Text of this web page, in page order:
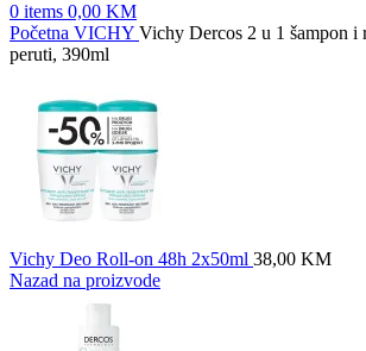
0 items 0,00 KM
Početna VICHY Vichy Dercos 2 u 1 šampon i
peruti, 390ml
Vichy Deo Roll-on 48h 2x50ml 38,00 KM
Nazad na proizvode